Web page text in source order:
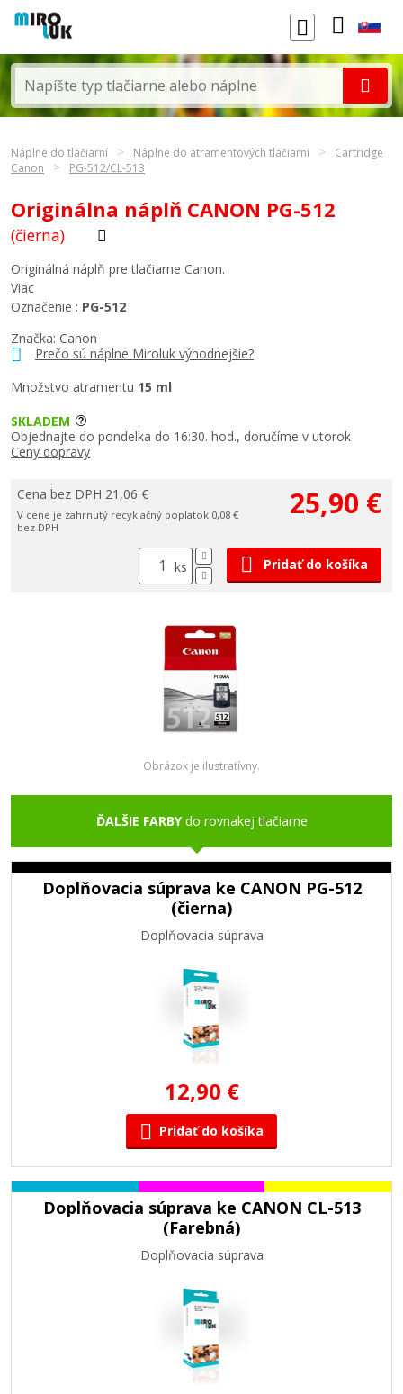
Náplne do tlačiarní Náplne do atramentových tlačiarní
Cartridge
Canon
PG-512/CL-513
Originálna náplň CANON PG-512
(čierna)
Značka: Canon
Prečo sú náplne Miroluk výhodnejšie?
Množstvo atramentu 15 ml
Originálná náplň pre tlačiarne Canon.
Viac
Označenie : PG-512
SKLADEM
Objednajte do pondelka do 16:30. hod., doručíme v utorok
Ceny dopravy
Cena bez DPH 21,06 €
V cene je zahrnutý recyklačný poplatok 0,08 €
bez DPH
25,90 €
ks Pridať do košíka
Obrázok je ilustratívny.
ĎALŠIE FARBYdo rovnakej tlačiarne
Doplňovacia súprava ke CANON PG-512
(čierna)
Doplňovacia súprava
12,90 €
Pridať do košíka
Doplňovacia súprava ke CANON CL-513
(Farebná)
Doplňovacia súprava